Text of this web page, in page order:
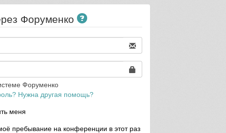
Форуменко
Форуменко
Нужна другая помощь?
меня
пребывание на конференции в этот раз